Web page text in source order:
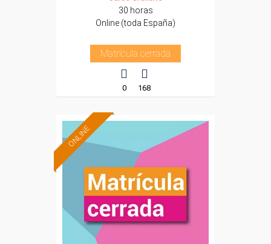
30 horas
Online (toda España)
Matrícula cerrada
0 168
ONLINE